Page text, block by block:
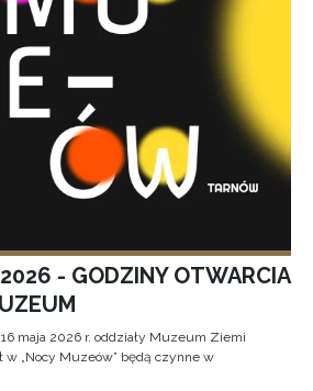
- GODZINY OTWARCIA
maja 2026 r. oddziały Muzeum Ziemi
w „Nocy Muzeów” będą czynne w